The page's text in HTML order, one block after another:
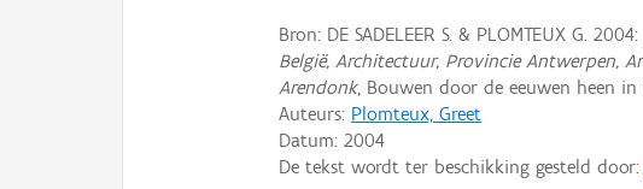
Bron: DE SADELEER S. & PLOMTEUX G. 2004:
België, Architectuur, Provincie Antwerpen,
Arendonk, Bouwen door de eeuwen heen in
Auteurs: Plomteux, Greet
Datum:2004
De tekst wordt ter beschikking gesteld